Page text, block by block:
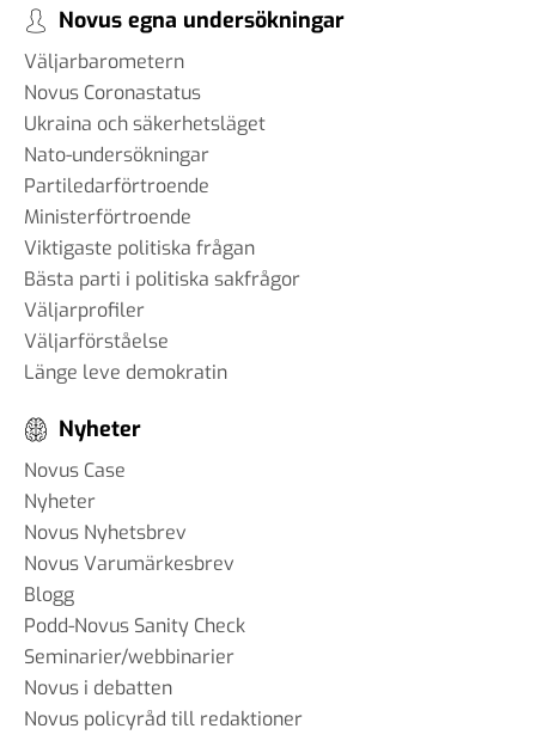
Novus egna undersökningar
Väljarbarometern
Novus Coronastatus
Ukraina och säkerhetsläget
Nato-undersökningar
Partiledarförtroende
Ministerförtroende
Viktigaste politiska frågan
Bästa parti i politiska sakfrågor
Väljarprofiler
Väljarförståelse
Länge leve demokratin
Nyheter
Novus Case
Nyheter
Novus Nyhetsbrev
Novus Varumärkesbrev
Blogg
Podd-Novus Sanity Check
Seminarier/webbinarier
Novus i debatten
Novus policyråd till redaktioner